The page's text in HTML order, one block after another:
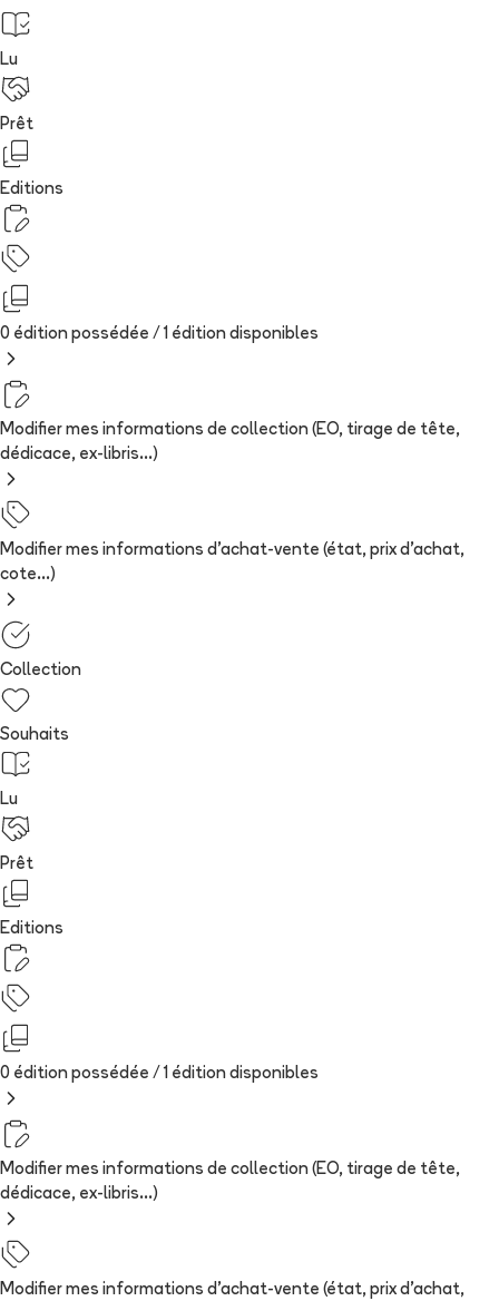
Lu
Prêt
Editions
0 édition possédée / 1 édition disponibles
Modifier mes informations de collection (EO, tirage de tête,
dédicace, ex-libris...)
Modifier mes informations d'achat-vente (état, prix d'achat,
cote...)
Collection
Souhaits
Lu
Prêt
Editions
0 édition possédée / 1 édition disponibles
Modifier mes informations de collection (EO, tirage de tête,
dédicace, ex-libris...)
Modifier mes informations d'achat-vente (état, prix d'achat,